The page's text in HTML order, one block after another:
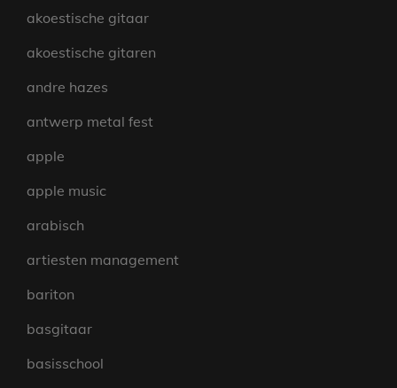
akoestische gitaar
akoestische gitaren
andre hazes
antwerp metal fest
apple
apple music
arabisch
artiesten management
bariton
basgitaar
basisschool